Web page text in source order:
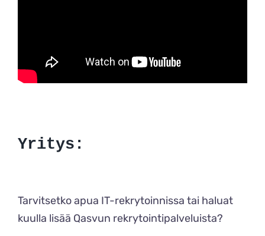
Yritys:
Tarvitsetko apua IT-rekrytoinnissa tai haluat
kuulla lisää Qasvun rekrytointipalveluista?